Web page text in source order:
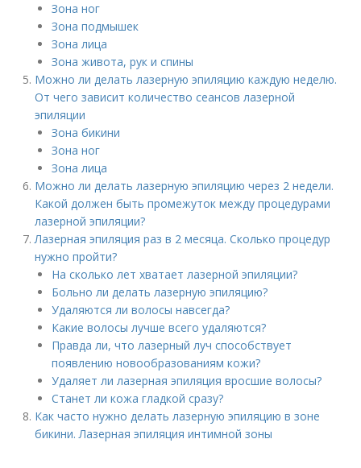
Зона ног
Зона подмышек
Зона лица
Зона живота, рук и спины
Можно ли делать лазерную эпиляцию каждую неделю.
От чего зависит количество сеансов лазерной
эпиляции
Зона бикини
Зона ног
Зона лица
Можно ли делать лазерную эпиляцию через 2 недели.
Какой должен быть промежуток между процедурами
лазерной эпиляции?
Лазерная эпиляция раз в 2 месяца. Сколько процедур
нужно пройти?
На сколько лет хватает лазерной эпиляции?
Больно ли делать лазерную эпиляцию?
Удаляются ли волосы навсегда?
Какие волосы лучше всего удаляются?
Правда ли, что лазерный луч способствует
появлению новообразованиям кожи?
Удаляет ли лазерная эпиляция вросшие волосы?
Станет ли кожа гладкой сразу?
Как часто нужно делать лазерную эпиляцию в зоне
бикини. Лазерная эпиляция интимной зоны